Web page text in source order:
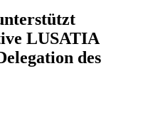
LUSATIA
des